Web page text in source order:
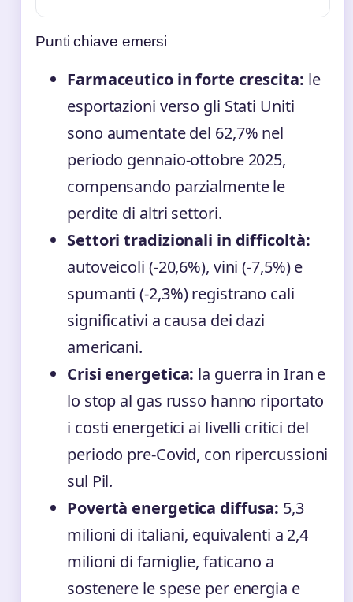
Punti chiave emersi
Farmaceutico in forte crescita: le
esportazioni verso gli Stati Uniti
sono aumentate del 62,7% nel
periodo gennaio-ottobre 2025,
compensando parzialmente le
perdite di altri settori.
Settori tradizionali in difficoltà:
autoveicoli (-20,6%), vini (-7,5%) e
spumanti (-2,3%) registrano cali
significativi a causa dei dazi
americani.
Crisi energetica: la guerra in Iran e
lo stop al gas russo hanno riportato
i costi energetici ai livelli critici del
periodo pre-Covid, con ripercussioni
sul Pil.
Povertà energetica diffusa: 5,3
milioni di italiani, equivalenti a 2,4
milioni di famiglie, faticano a
sostenere le spese per energia e